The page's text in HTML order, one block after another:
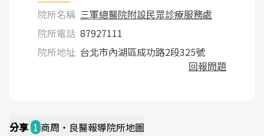
院所名稱 三軍總醫院附設民眾診療服務處
院所電話 87927111
院所地址 台北市內湖區成功路2段325號
回報問題
分享 1 商周・良醫報導院所地圖